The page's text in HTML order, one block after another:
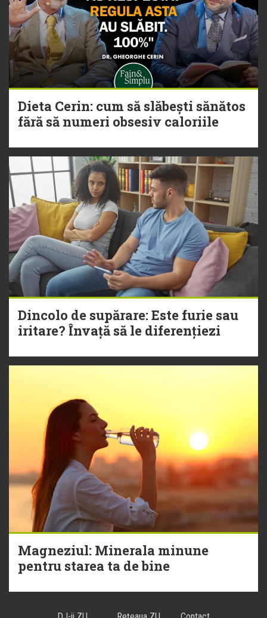
Dieta Cerin: cum să slăbești sănătos
fără să numeri obsesiv caloriile
Dincolo de supărare: Este furie sau
iritare? Învață să le diferențiezi
Magneziul: Minerala minune
pentru starea ta de bine